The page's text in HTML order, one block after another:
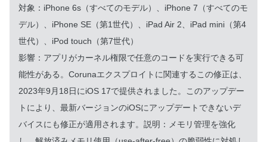
対象：iPhone 6s（すべてのモデル）、iPhone 7（すべてのモ
デル）、iPhone SE（第1世代）、iPad Air 2、iPad mini（第4
世代）、iPod touch（第7世代）
影響：アプリがカーネル権限で任意のコードを実行できる可
能性がある。Corunaエクスプロイトに関連するこの修正は、
2023年9月18日にiOS 17で提供されました。このアップデー
トにより、最新バージョンのiOSにアップデートできないデ
バイスにも修正が適用されます。 説明：メモリ管理を強化